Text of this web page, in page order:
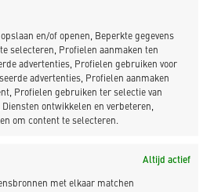
en/of openen, Beperkte gegevens
selecteren, Profielen aanmaken ten
advertenties, Profielen gebruiken voor
advertenties, Profielen aanmaken
Profielen gebruiken ter selectie van
ontwikkelen en verbeteren,
om content te selecteren.
Altijd actief
met elkaar matchen
diameters, drainage- en
wordt aandacht besteed aan
verlichting. Secundaire
om de duurzaamheid van het
project omvat de Grensstraat,
Schagenstraat en een